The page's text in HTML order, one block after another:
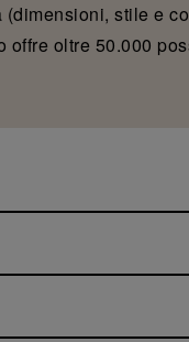
stile e
offre oltre 50.000